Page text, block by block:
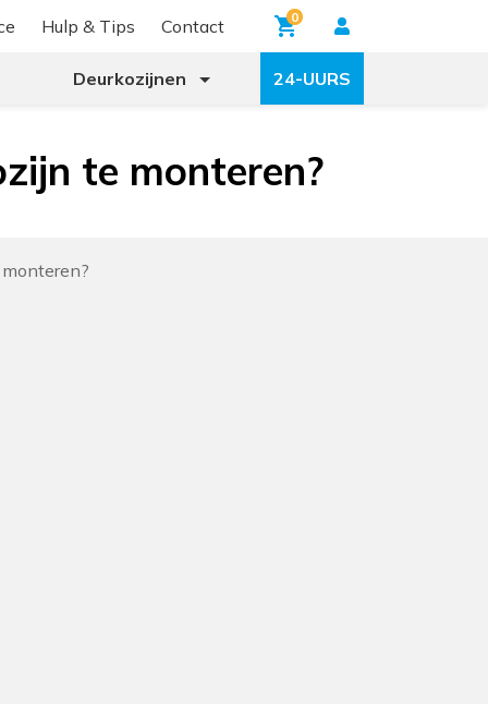
Hulp & Tips Contact 0
Deurkozijnen 24-UURS
te monteren?